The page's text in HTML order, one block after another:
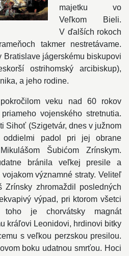
majetku vo
Veľkom Bieli.
V ďalších rokoch
takmer nestretávame.
Bratislave jágerskému biskupovi
ostrihomský arcibiskup),
a jeho rodine.
veku nad 60 rokov
vojenského stretnutia.
Sihoť (Szigetvár, dnes v južnom
oddielmi padol pri jej obrane
Šubićom Zrínskym.
bránila veľkej presile a
významné straty. Veliteľ
Zrínsky zhromaždil posledných
výpad, pri ktorom všetci
je chorvátsky magnát
kráľovi Leonidovi, hrdinovi bitky
s veľkou perzskou presilou.
boku udatnou smrťou. Hoci